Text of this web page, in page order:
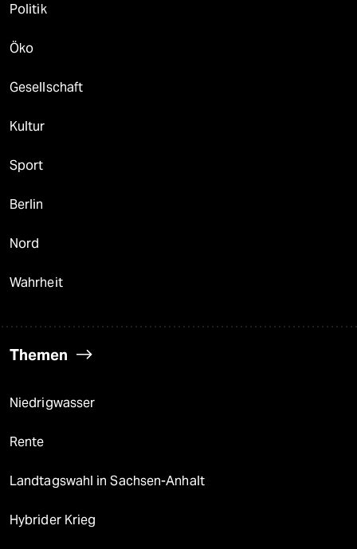
Politik
Öko
Gesellschaft
Kultur
Sport
Berlin
Nord
Wahrheit
Themen
Niedrigwasser
Rente
Landtagswahl in Sachsen-Anhalt
Hybrider Krieg